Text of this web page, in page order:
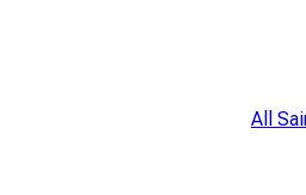
All